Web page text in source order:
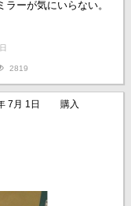
ーが気にいらない。
2819
7月 1日
購入